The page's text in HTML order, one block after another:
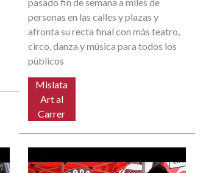
personas en las calles y plazas y
afronta su recta final con más teatro,
circo, danza y música para todos los
públicos
Mislata
Art al
Carrer